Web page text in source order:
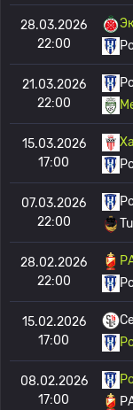
28.03.2026
22:00
21.03.2026
22:00
15.03.2026
17:00
07.03.2026
22:00
28.02.2026
22:00
15.02.2026
17:00
08.02.2026
17:00